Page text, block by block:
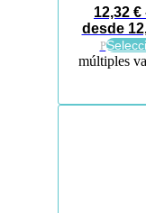
12,32 €
desde
P
múltiples